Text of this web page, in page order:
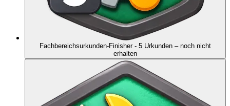
Fachbereichsurkunden-Finisher - 5 Urkunden – noch nicht
erhalten